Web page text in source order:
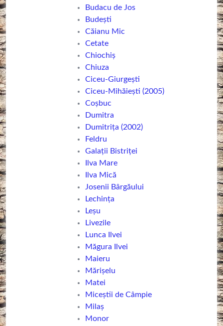
Budacu de Jos
Budești
Căianu Mic
Cetate
Chiochiș
Chiuza
Ciceu-Giurgești
Ciceu-Mihăiești (2005)
Coșbuc
Dumitra
Dumitrița (2002)
Feldru
Galații Bistriței
Ilva Mare
Ilva Mică
Josenii Bârgăului
Lechința
Leșu
Livezile
Lunca Ilvei
Măgura Ilvei
Maieru
Mărișelu
Matei
Miceștii de Câmpie
Milaș
Monor